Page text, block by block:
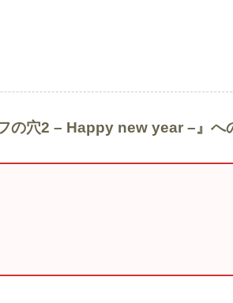
の穴2 – Happy new year –』へ